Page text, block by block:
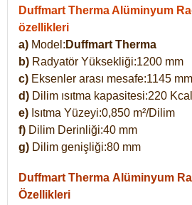
Duffmart Therma Alüminyum
özellikleri
a) Model: Duffmart Therma
b) Radyatör Yüksekliği:1200 mm
c) Eksenler arası mesafe:1145 mm
d) Dilim ısıtma kapasitesi:220 Kcall
e) Isıtma Yüzeyi:0,850 m²/Dilim
f) Dilim Derinliği:40 mm
g) Dilim genişliği:80 mm
Duffmart Therma Alüminyum
Özellikleri